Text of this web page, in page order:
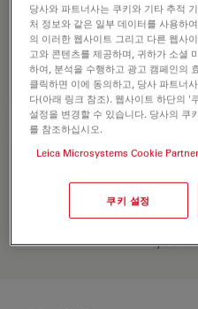
Microscope
63x/0.70 CORR
견적 요청하기
your
당사와 파트너사는 쿠키와 기타 추적
처 정보와 같은 일부 데이터를 사용하
의 이러한 웹사이트 그리고 다른 웹사
고와 콘텐츠를 제공하며, 귀하가 소셜
하여, 분석을 수행하고 광고 캠페인의
클릭하면 이에 동의하고, 당사 파트너
다(아래 링크 참조). 웹사이트 하단의 '
설정을 변경할 수 있습니다. 당사의 쿠
를 참조하십시오.
Leica Microsystems Cookie
쿠키 설정